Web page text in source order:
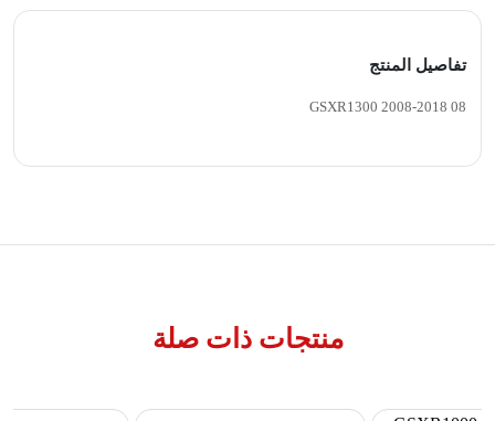
تفاصيل المنتج
GSXR1300 2008-2018 08
منتجات ذات صلة